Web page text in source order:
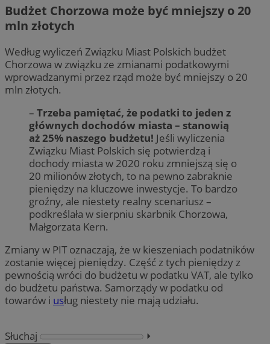
Budżet Chorzowa może być mniejszy o 20
mln złotych
Według wyliczeń Związku Miast Polskich budżet
Chorzowa w związku ze zmianami podatkowymi
wprowadzanymi przez rząd może być mniejszy o 20
mln złotych.
– Trzeba pamiętać, że podatki to jeden z
głównych dochodów miasta – stanowią
aż 25% naszego budżetu! Jeśli wyliczenia
Związku Miast Polskich się potwierdzą i
dochody miasta w 2020 roku zmniejszą się o
20 milionów złotych, to na pewno zabraknie
pieniędzy na kluczowe inwestycje. To bardzo
groźny, ale niestety realny scenariusz –
podkreślała w sierpniu skarbnik Chorzowa,
Małgorzata Kern.
Zmiany w PIT oznaczają, że w kieszeniach podatników
zostanie więcej pieniędzy. Część z tych pieniędzy z
pewnością wróci do budżetu w podatku VAT, ale tylko
do budżetu państwa. Samorządy w podatku od
towarów i usług niestety nie mają udziału.
Słuchaj ⏵︎